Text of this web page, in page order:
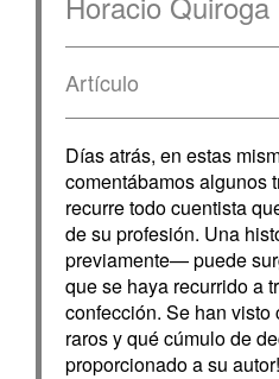
Artículo
Días atrás, en estas
comentábamos algunos
recurre todo cuentista
de su profesión. Una
previamente— puede
que se haya recurrido a
confección. Se han visto
raros y qué cúmulo de
proporcionado a su autor!